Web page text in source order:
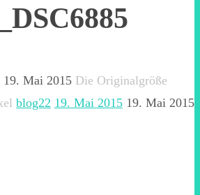
19. Mai 2015 Die Originalgröße
blog22 19. Mai 2015 19. Mai 2015